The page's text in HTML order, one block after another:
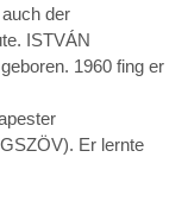
der
ISTVÁN
1960 fing er
Er lernte